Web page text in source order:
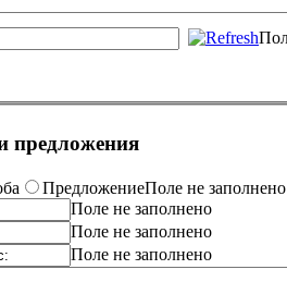
предложения
ПредложениеПоле не заполнено
Поле не заполнено
Поле не заполнено
Поле не заполнено